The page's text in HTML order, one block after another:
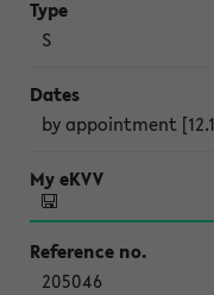
S
by appointment
205046